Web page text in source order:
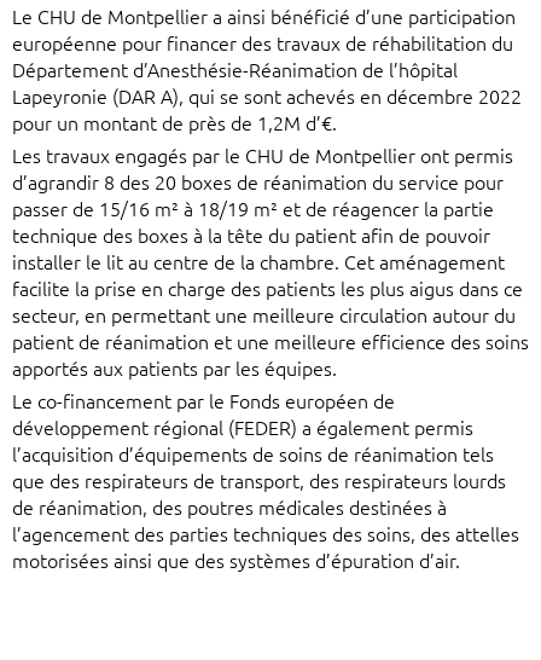
Le CHU de Montpellier a ainsi bénéficié d’une participation
européenne pour financer des travaux de réhabilitation du
Département d’Anesthésie-Réanimation de l’hôpital
Lapeyronie (DAR A), qui se sont achevés en décembre 2022
pour un montant de près de 1,2M d’€.
Les travaux engagés par le CHU de Montpellier ont permis
d’agrandir 8 des 20 boxes de réanimation du service pour
passer de 15/16 m² à 18/19 m² et de réagencer la partie
technique des boxes à la tête du patient afin de pouvoir
installer le lit au centre de la chambre. Cet aménagement
facilite la prise en charge des patients les plus aigus dans ce
secteur, en permettant une meilleure circulation autour du
patient de réanimation et une meilleure efficience des soins
apportés aux patients par les équipes.
Le co-financement par le Fonds européen de
développement régional (FEDER) a également permis
l’acquisition d’équipements de soins de réanimation tels
que des respirateurs de transport, des respirateurs lourds
de réanimation, des poutres médicales destinées à
l’agencement des parties techniques des soins, des attelles
motorisées ainsi que des systèmes d’épuration d’air.